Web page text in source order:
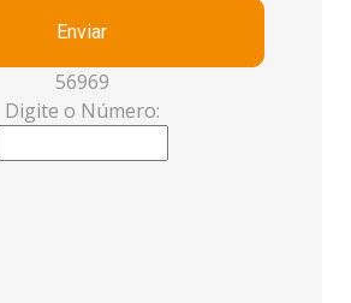
Enviar
56969
Digite o Número: